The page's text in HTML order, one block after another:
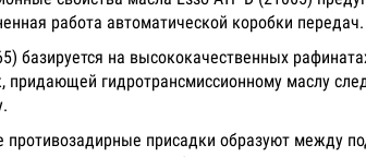
работа автоматической коробки передач.
базируется на высококачественных
придающей гидротрансмиссионному маслу
присадки образуют между